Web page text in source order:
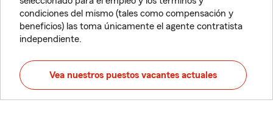
condiciones del mismo (tales como compensación y
beneficios) las toma únicamente el agente contratista
independiente.
Vea nuestros puestos vacantes actuales